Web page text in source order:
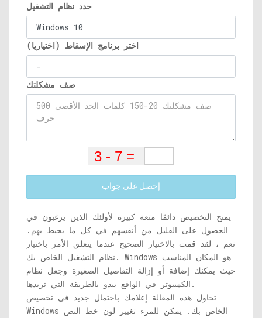
حدد نظام التشغيل
اختر برنامج الإسقاط (اختياريا)
صف مشكلتك
إحصل على جواب
يمنح التخصيص دائمًا متعة كبيرة لأولئك الذين يرغبون في
الحصول على القليل من أنفسهم في كل ما يحيط بهم.
نعم ، لقد قمت بالاختيار الصحيح عندما يتعلق الأمر باختيار
نظام التشغيل الخاص بك. Windows هو المكان المناسب
حيث يمكنك إضافة أو إزالة التفاصيل الصغيرة وجعل نظام
الكمبيوتر في الواقع يبدو بالطريقة التي تريدها.
تحاول هذه المقالة إعلامك باحتمال جديد في تخصيص
Windows الخاص بك. يمكن للمرء تغيير لون خط النص